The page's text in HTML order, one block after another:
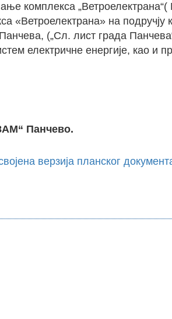
комплекса
«Ветроелектрана» на подручју
(„Сл. лист града
електричне енергије, као и
Панчево.
верзија планског